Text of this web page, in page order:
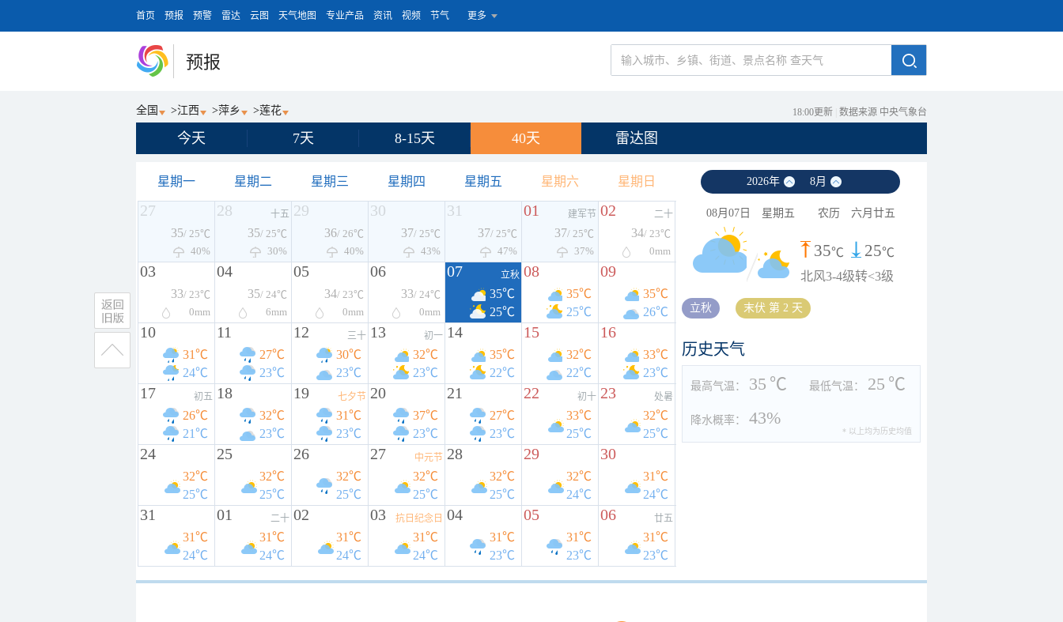
首页 预报 预警 雷达 云图 天气地图 专业产品 资讯 视频 节气 更多
预报
全国 >江西 >萍乡 >莲花 18:00更新 数据来源 中央气象台
今天 7天 8-15天 40天 雷达图
星期一 星期二 星期三 星期四 星期五 星期六 星期日
27
35/ 25℃
40%
28 十五
35/ 25℃
30%
29
36/ 26℃
40%
30
37/ 25℃
43%
31
37/ 25℃
47%
01 建军节
37/ 25℃
37%
02 二十
34/ 23℃
0mm
03
33/ 23℃
0mm
04
35/ 24℃
6mm
05
34/ 23℃
0mm
06
33/ 24℃
0mm
07 立秋
35℃
25℃
08
35℃
25℃
09
35℃
26℃
10
31℃
24℃
11
27℃
23℃
12 三十
30℃
23℃
13 初一
32℃
23℃
14
35℃
22℃
15
32℃
22℃
16
33℃
23℃
17 初五
26℃
21℃
18
32℃
23℃
19 七夕节
31℃
23℃
20
37℃
23℃
21
27℃
23℃
22 初十
33℃
25℃
23 处暑
32℃
25℃
24
32℃
25℃
25
32℃
25℃
26
32℃
25℃
27 中元节
32℃
25℃
28
32℃
25℃
29
32℃
24℃
30
31℃
24℃
31
31℃
24℃
01 二十
31℃
24℃
02
31℃
24℃
03 抗日纪念日
31℃
24℃
04
31℃
23℃
05
31℃
23℃
06 廿五
31℃
23℃
2026年 8月
08月07日 星期五 农历 六月廿五
35℃ 25℃
北风3-4级转<3级
立秋 末伏 第 2 天
历史天气
最高气温： 35 ℃ 最低气温： 25 ℃
降水概率： 43%
* 以上均为历史均值